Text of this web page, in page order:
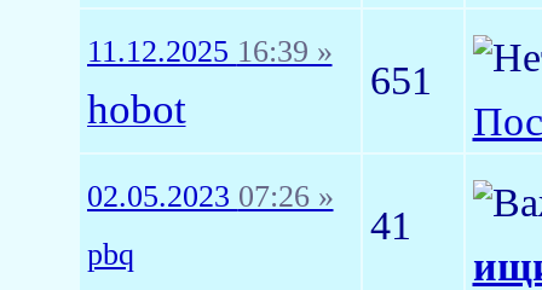
11.12.2025 16:39 »
hobot
651
02.05.2023 07:26 »
pbq
41